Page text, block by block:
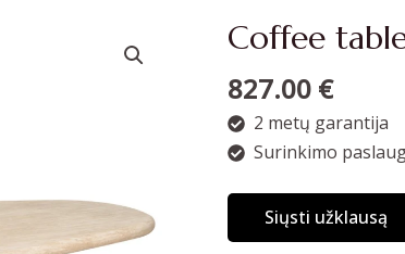
Coffee
827.00 €
2 metų garantija
Surinkimo
Siųsti užklausą